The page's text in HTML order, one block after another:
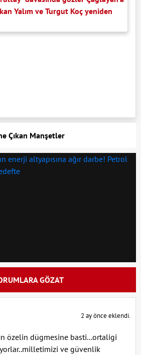
Yalım ve Turgut Koç yeniden
Çıkan Manşetler
GÖZAT
2 ay önce eklendi.
özelin dügmesine basti...ortaligi
ve güvenlik